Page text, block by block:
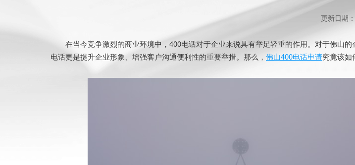
更新日期
在当今竞争激烈的商业环境中，400电话对于企业来说具有举足轻重的作用。对于佛山的
电话更是提升企业形象、增强客户沟通便利性的重要举措。那么， 佛山400电话申请究竟该如